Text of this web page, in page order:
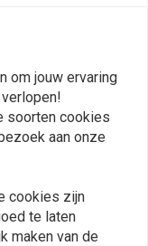
om jouw ervaring
soorten cookies
aan onze
cookies zijn
te laten
maken van de